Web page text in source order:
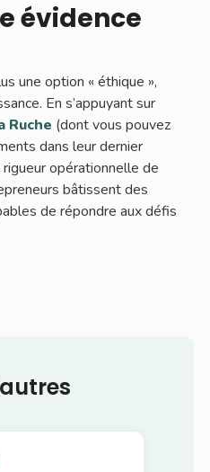
évidence
une option « éthique »,
En s’appuyant sur
Ruche (dont vous pouvez
dans leur dernier
opérationnelle de
bâtissent des
de répondre aux défis